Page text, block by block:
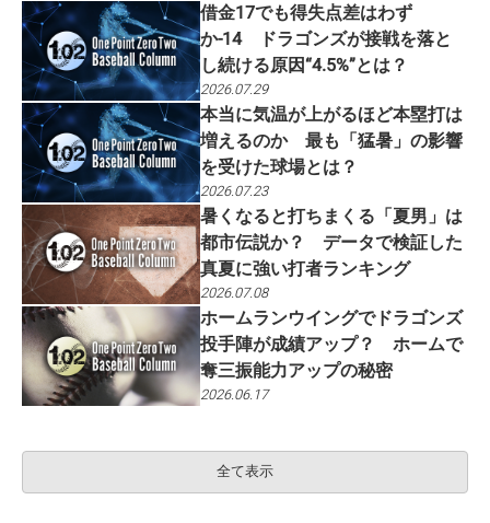
借金17でも得失点差はわず
か-14 ドラゴンズが接戦を落と
し続ける原因“4.5%”とは？
2026.07.29
本当に気温が上がるほど本塁打は
増えるのか 最も「猛暑」の影響
を受けた球場とは？
2026.07.23
暑くなると打ちまくる「夏男」は
都市伝説か？ データで検証した
真夏に強い打者ランキング
2026.07.08
ホームランウイングでドラゴンズ
投手陣が成績アップ？ ホームで
奪三振能力アップの秘密
2026.06.17
全て表示